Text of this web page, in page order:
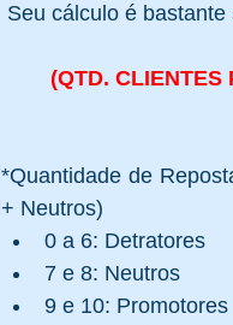
Seu cálculo é bastante
(QTD. CLIENTES
*Quantidade de
+ Neutros)
0 a 6: Detratores
7 e 8: Neutros
9 e 10: Promotores